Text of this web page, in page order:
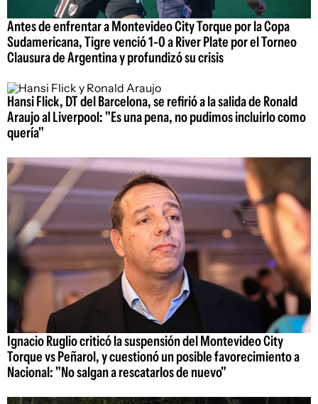
Antes de enfrentar a Montevideo City Torque por la Copa
Sudamericana, Tigre venció 1-0 a River Plate por el Torneo
Clausura de Argentina y profundizó su crisis
Hansi Flick, DT del Barcelona, se refirió a la salida de Ronald
Araujo al Liverpool: "Es una pena, no pudimos incluirlo como
quería"
Ignacio Ruglio criticó la suspensión del Montevideo City
Torque vs Peñarol, y cuestionó un posible favorecimiento a
Nacional: "No salgan a rescatarlos de nuevo"